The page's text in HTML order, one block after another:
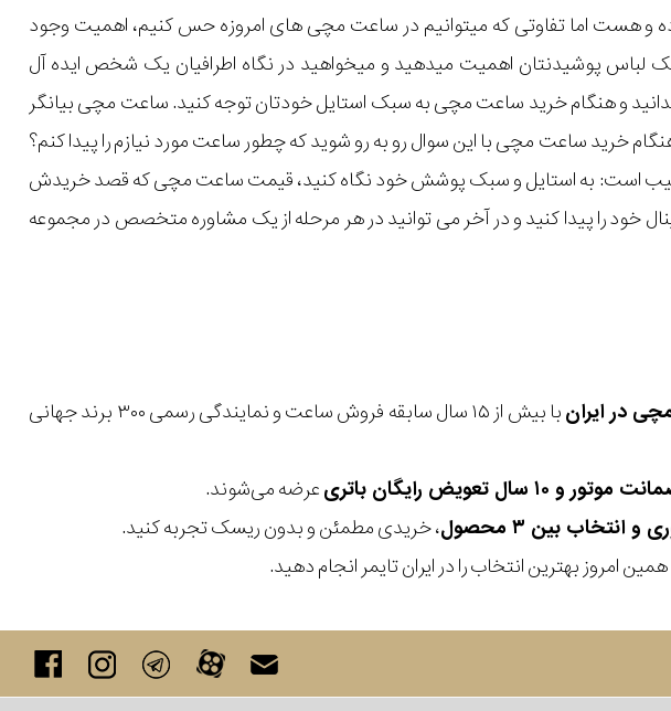
و هست اما تفاوتی که میتوانیم در ساعت مچی های امروزه حس کنیم، اهمیت وجود
پوشیدنتان اهمیت میدهید و میخواهید در نگاه اطرافیان یک شخص ایده آل
و هنگام خرید ساعت مچی به سبک استایل خودتان توجه کنید. ساعت مچی بیانگر
خرید ساعت مچی با این سوال رو به رو شوید که چطور ساعت مورد نیازم را پیدا کنم؟
ترتیب است: به استایل و سبک پوشش خود نگاه کنید، قیمت ساعت مچی که قصد خریدش
خود را پیدا کنید و در آخر می توانید در هر مرحله از یک مشاوره متخصص در مجموعه
در ایران
با بیش از ۱۵ سال سابقه فروش ساعت و نمایندگی رسمی ۳۰۰ برند جهانی
عرضه می‌شوند.
، خریدی مطمئن و بدون ریسک تجربه کنید.
همین امروز بهترین انتخاب را در ایران تایمر انجام دهید.